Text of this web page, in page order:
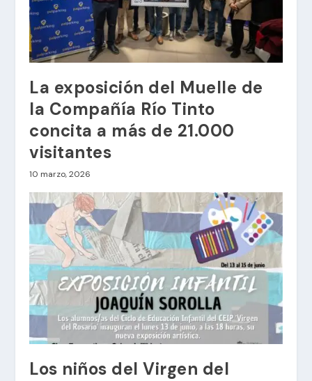
La exposición del Muelle de
la Compañía Río Tinto
concita a más de 21.000
visitantes
10 marzo, 2026
Los niños del Virgen del